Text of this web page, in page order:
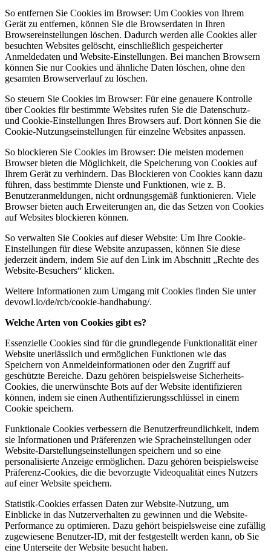
So entfernen Sie Cookies im Browser: Um Cookies von Ihrem
Gerät zu entfernen, können Sie die Browserdaten in Ihren
Browsereinstellungen löschen. Dadurch werden alle Cookies aller
besuchten Websites gelöscht, einschließlich gespeicherter
Anmeldedaten und Website-Einstellungen. Bei manchen Browsern
können Sie nur Cookies und ähnliche Daten löschen, ohne den
gesamten Browserverlauf zu löschen.
So steuern Sie Cookies im Browser: Für eine genauere Kontrolle
über Cookies für bestimmte Websites rufen Sie die Datenschutz-
und Cookie-Einstellungen Ihres Browsers auf. Dort können Sie die
Cookie-Nutzungseinstellungen für einzelne Websites anpassen.
So blockieren Sie Cookies im Browser: Die meisten modernen
Browser bieten die Möglichkeit, die Speicherung von Cookies auf
Ihrem Gerät zu verhindern. Das Blockieren von Cookies kann dazu
führen, dass bestimmte Dienste und Funktionen, wie z. B.
Benutzeranmeldungen, nicht ordnungsgemäß funktionieren. Viele
Browser bieten auch Erweiterungen an, die das Setzen von Cookies
auf Websites blockieren können.
So verwalten Sie Cookies auf dieser Website: Um Ihre Cookie-
Einstellungen für diese Website anzupassen, können Sie diese
jederzeit ändern, indem Sie auf den Link im Abschnitt „Rechte des
Website-Besuchers“ klicken.
Weitere Informationen zum Umgang mit Cookies finden Sie unter
devowl.io/de/rcb/cookie-handhabung/.
Welche Arten von Cookies gibt es?
Essenzielle Cookies sind für die grundlegende Funktionalität einer
Website unerlässlich und ermöglichen Funktionen wie das
Speichern von Anmeldeinformationen oder den Zugriff auf
geschützte Bereiche. Dazu gehören beispielsweise Sicherheits-
Cookies, die unerwünschte Bots auf der Website identifizieren
können, indem sie einen Authentifizierungsschlüssel in einem
Cookie speichern.
Funktionale Cookies verbessern die Benutzerfreundlichkeit, indem
sie Informationen und Präferenzen wie Spracheinstellungen oder
Website-Darstellungseinstellungen speichern und so eine
personalisierte Anzeige ermöglichen. Dazu gehören beispielsweise
Präferenz-Cookies, die die bevorzugte Videoqualität eines Nutzers
auf einer Website speichern.
Statistik-Cookies erfassen Daten zur Website-Nutzung, um
Einblicke in das Nutzerverhalten zu gewinnen und die Website-
Performance zu optimieren. Dazu gehört beispielsweise eine zufällig
zugewiesene Benutzer-ID, mit der festgestellt werden kann, ob Sie
eine Unterseite der Website besucht haben.